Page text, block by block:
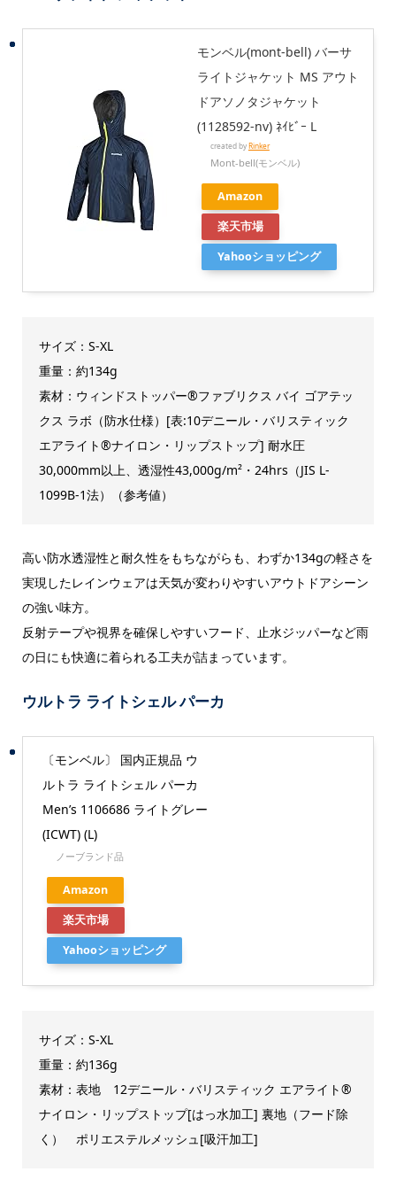
モンベル(mont‐bell) バーサ
ライトジャケット MS アウト
ドアソノタジャケット
(1128592-nv) ﾈｲﾋﾞｰ L
created byRinker
Mont-bell(モンベル)
Amazon
楽天市場
Yahooショッピング
サイズ：S-XL
重量：約134g
素材：ウィンドストッパー®ファブリクス バイ ゴアテッ
クス ラボ（防水仕様）[表:10デニール・バリスティック
エアライト®ナイロン・リップストップ] 耐水圧
30,000mm以上、透湿性43,000g/m²・24hrs（JIS L-
1099B-1法）（参考値）
高い防水透湿性と耐久性をもちながらも、わずか134gの軽さを
実現したレインウェアは天気が変わりやすいアウトドアシーン
の強い味方。
反射テープや視界を確保しやすいフード、止水ジッパーなど雨
の日にも快適に着られる工夫が詰まっています。
ウルトラ ライトシェル パーカ
〔モンベル〕 国内正規品 ウ
ルトラ ライトシェル パーカ
Men’s 1106686 ライトグレー
(ICWT) (L)
ノーブランド品
Amazon
楽天市場
Yahooショッピング
サイズ：S-XL
重量：約136g
素材：表地 12デニール・バリスティック エアライト®
ナイロン・リップストップ[はっ水加工] 裏地（フード除
く） ポリエステルメッシュ[吸汗加工]